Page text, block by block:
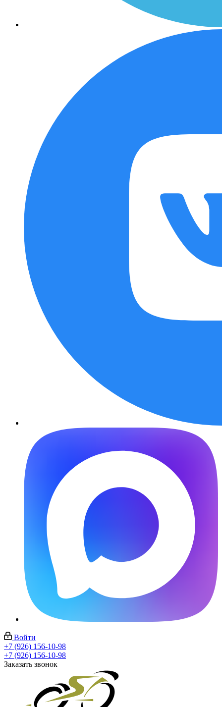
Войти
+7 (926) 156-10-98
+7 (926) 156-10-98
Заказать звонок